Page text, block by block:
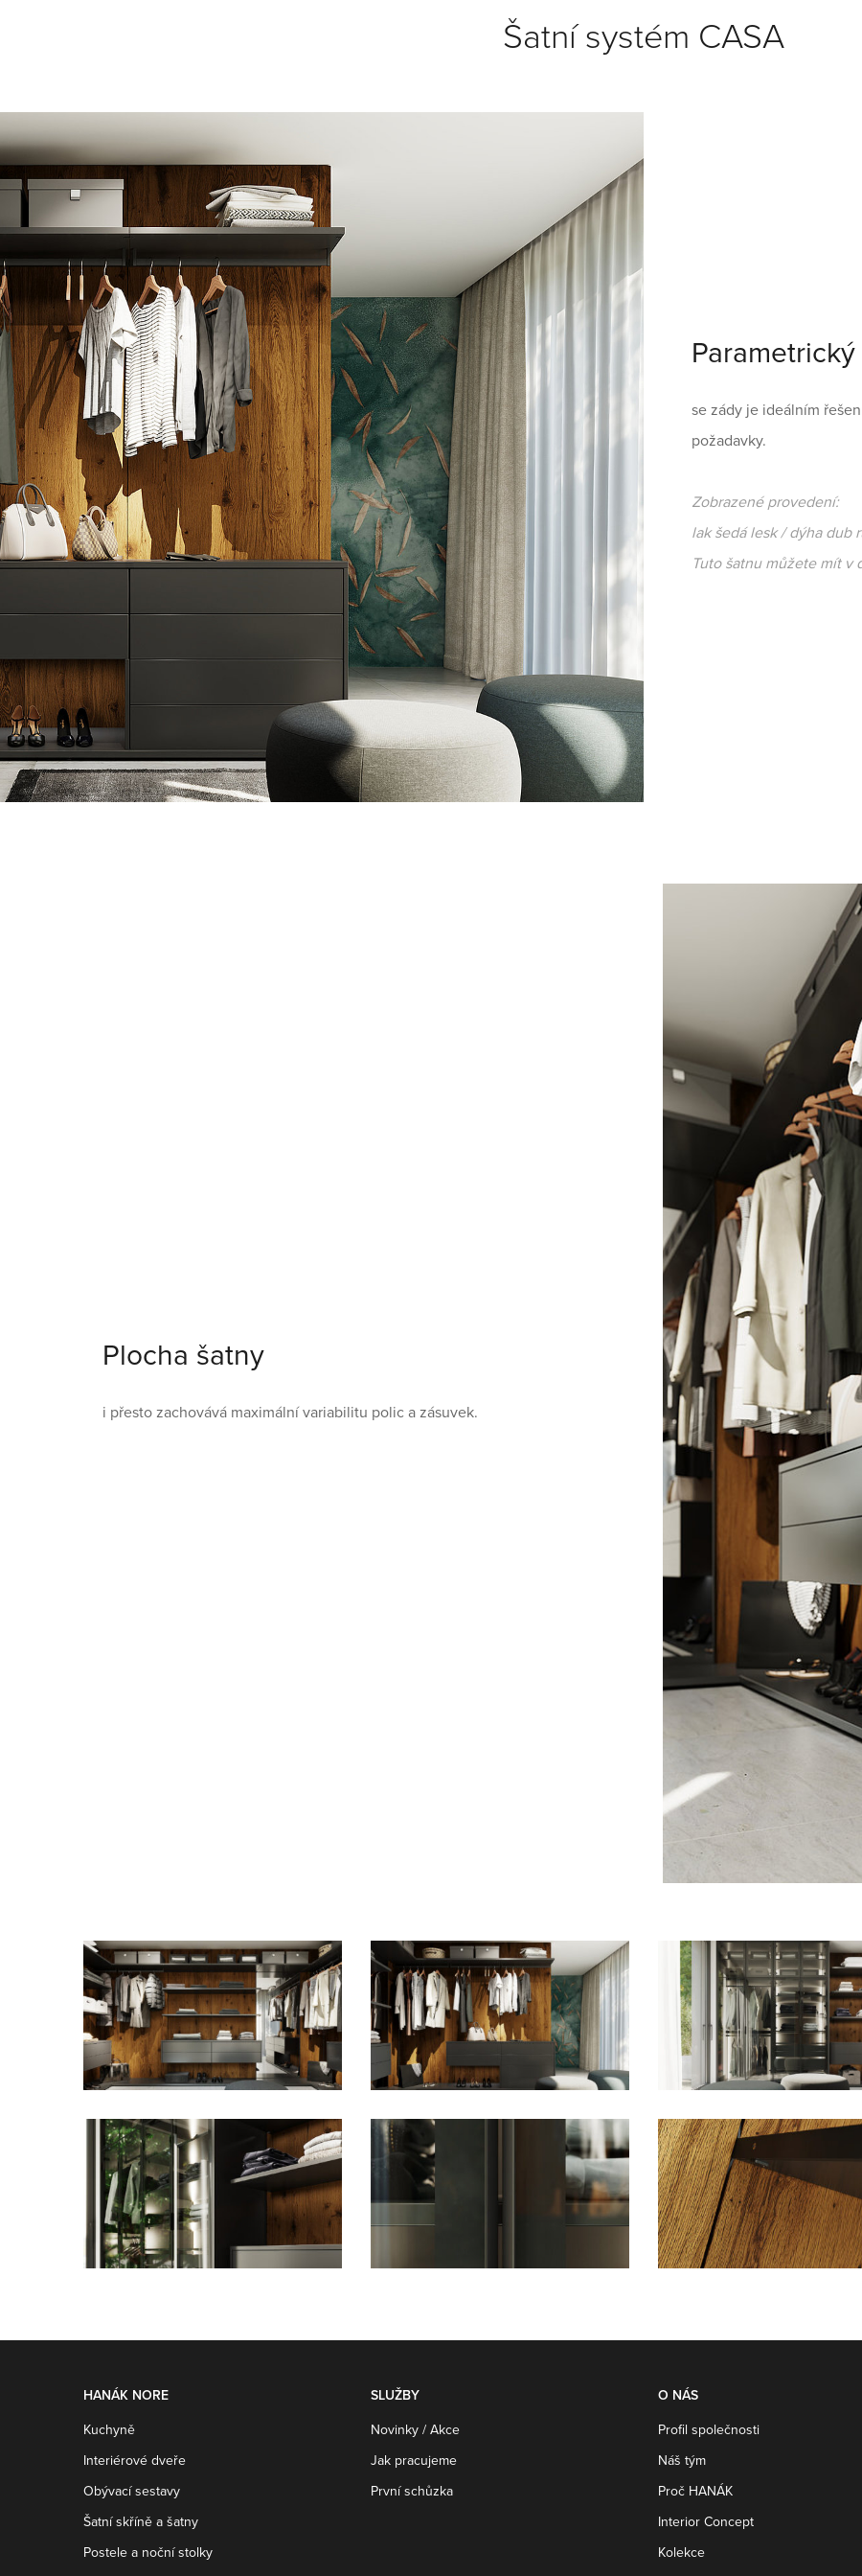
Šatní systém CASA
se zády je ideálním
požadavky.
Zobrazené provedení:
lak šedá lesk / dýha dub
Tuto šatnu můžete mít v
Plocha šatny
i přesto zachovává maximální variabilitu polic a zásuvek.
HANÁK NORE
Kuchyně
Interiérové dveře
Obývací sestavy
Šatní skříně a šatny
Postele a noční stolky
SLUŽBY
Novinky / Akce
Jak pracujeme
První schůzka
O NÁS
Profil společnosti
Náš tým
Proč HANÁK
Interior Concept
Kolekce